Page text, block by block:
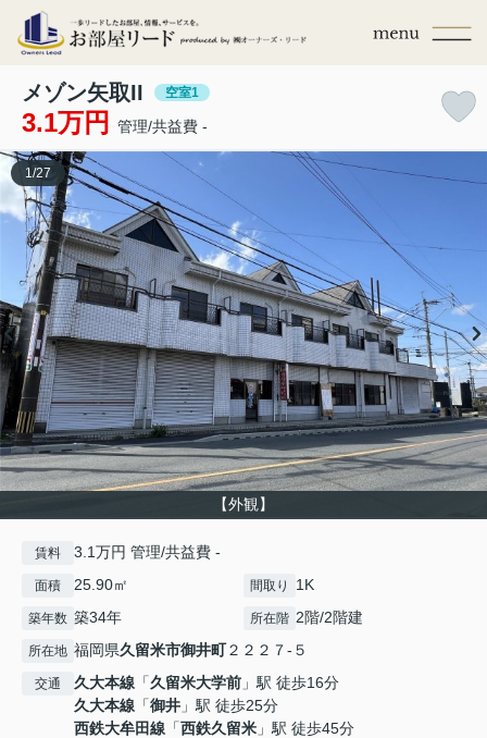
メゾン矢取II 空室1
3.1万円 管理/共益費 -
【外観】
1/27
賃料 3.1万円 管理/共益費 -
面積 25.90㎡ 間取り 1K
築年数 築34年 所在階 2階/2階建
所在地 福岡県久留米市御井町２２２７-５
交通 久大本線 「久留米大学前 」駅 徒歩16分
久大本線 「御井 」駅 徒歩25分
西鉄大牟田線 「西鉄久留米 」駅 徒歩45分